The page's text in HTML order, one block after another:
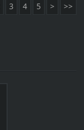
3 4 5 > >>